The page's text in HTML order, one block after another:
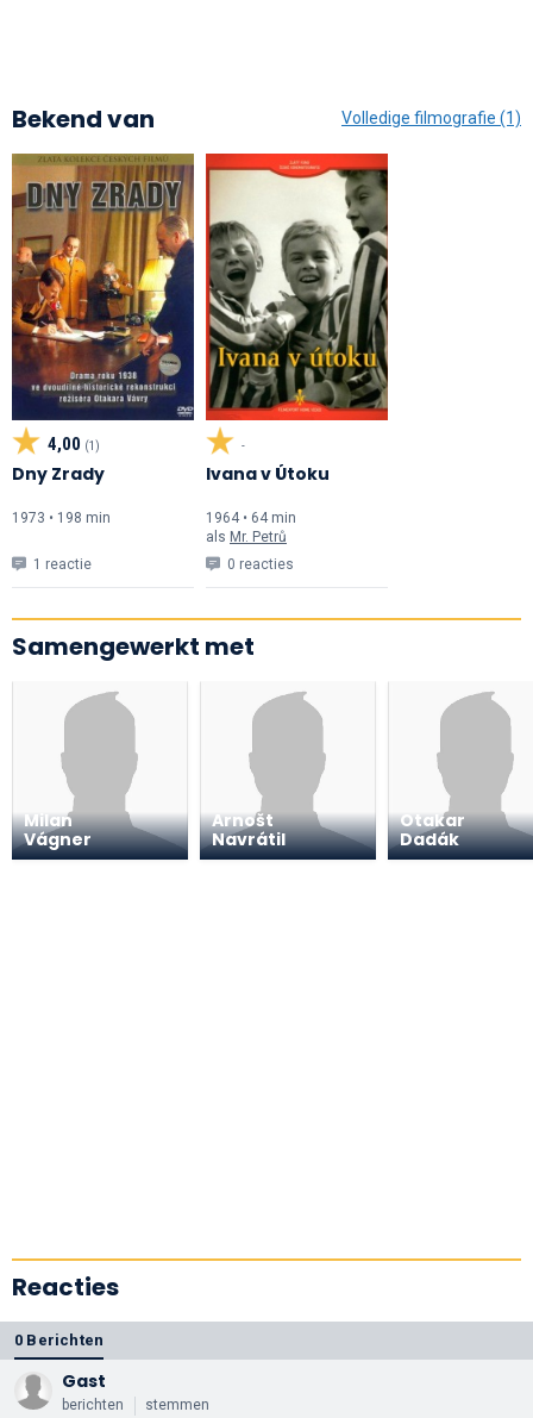
Bekend van Volledige filmografie (1)
4,00 (1)
Dny Zrady
1973 • 198 min
1 reactie
-
Ivana v Útoku
1964 • 64 min
als Mr. Petrů
0 reacties
Samengewerkt met
Milan
Vágner
Arnošt
Navrátil
Otakar
Dadák
Reacties
0 Berichten
Gast
berichten stemmen